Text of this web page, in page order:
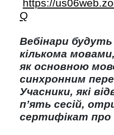
https://
Q
Вебінари
кількома
як основною
синхронним
Учасники, які
п’ять сесій,
сертифікат про